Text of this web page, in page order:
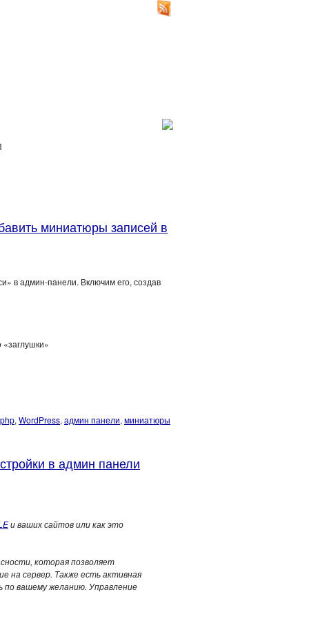
миниатюры записей в
в админ-панели. Включим его, создав
«заглушки»
, WordPress, админ панели, миниатюры
в админ панели
и ваших сайтов или как это
которая позволяет
на сервер. Также есть активная
вашему желанию. Управление